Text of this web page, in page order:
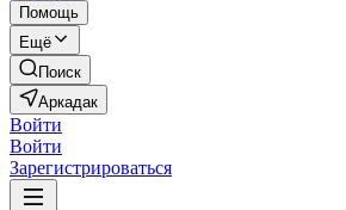
Помощь
Ещё
Поиск
Аркадак
Войти
Войти
Зарегистрироваться